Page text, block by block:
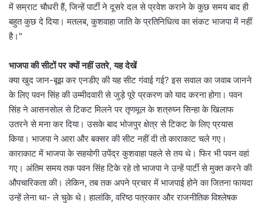
में सम्राट चौधरी हैं, जिन्हें पार्टी ने दूसरे दल से प्रवेश कराने के कुछ समय बाद ही
बहुत कुछ दे दिया। मतलब, कुशवाहा जाति के प्रतिनिधित्व का संकट भाजपा में नहीं
है।"
भाजपा की सीटों पर क्यों नहीं उतरे, यह देखें
क्या खुद जान-बूझ कर एनडीए की यह सीट गंवाई गई? इस सवाल का जवाब जानने
के लिए पवन सिंह की उम्मीदवारी से जुड़े पूरे प्रकरण को याद करना होगा। पवन
सिंह ने आसनसाेल से टिकट मिलने पर तृणमूल के शत्रुघ्न सिन्हा के खिलाफ
उतरने से मना कर दिया। उसके बाद भोजपुर क्षेत्र से टिकट के लिए प्रयास
किया। भाजपा ने आरा और बक्सर की सीट नहीं दी तो काराकाट चले गए।
काराकाट में भाजपा के सहयोगी उपेंद्र कुशवाहा पहले से तय थे। फिर भी पवन वहां
गए। अंतिम समय तक पवन सिंह टिके रहे तो भाजपा ने उन्हें पार्टी से मुक्त करने की
औपचारिकता की। लेकिन, तब तक अपने प्रचार में भाजपाई होने का जितना फायदा
उन्हें लेना था- ले चुके थे। हालांकि, वरिष्ठ पत्रकार और राजनीतिक विश्लेषक